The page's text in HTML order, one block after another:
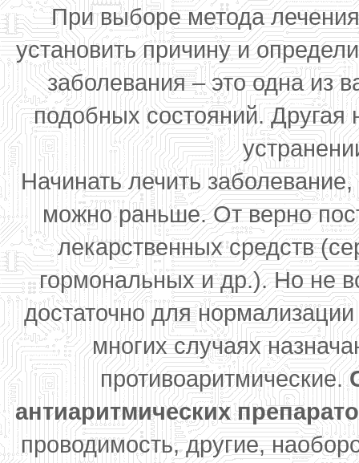
При выборе метода
установить причину и
заболевания – это одна из
подобных состояний. Другая
Начинать лечить
можно раньше. От верно
лекарственных средств
гормональных и др.). Но не
достаточно для
многих случаях
противоаритмические.
антиаритмических
проводимость, другие,